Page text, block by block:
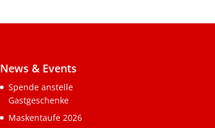
News & Events
Spende anstelle
Gastgeschenke
Maskentaufe 2026